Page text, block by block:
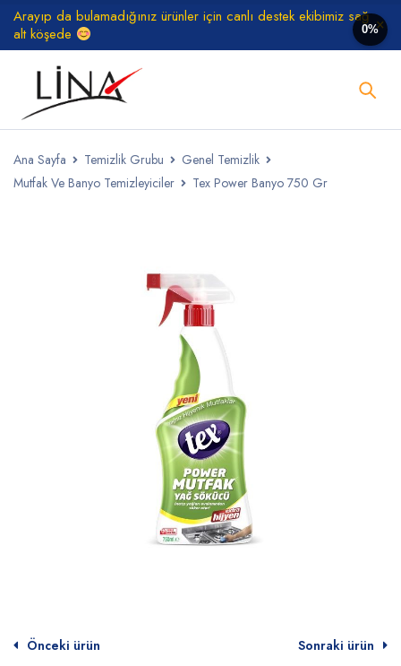
Arayıp da bulamadığınız ürünler için canlı destek ekibimiz sağ
alt köşede
Ana Sayfa Temizlik Grubu
Genel Temizlik
Mutfak Ve Banyo Temizleyiciler
Tex Power Banyo 750 Gr
Önceki ürün Sonraki ürün
0%